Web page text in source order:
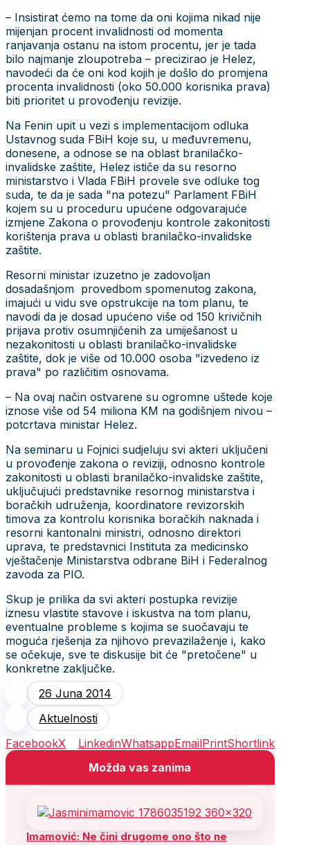
– Insistirat ćemo na tome da oni kojima nikad nije
mijenjan procent invalidnosti od momenta
ranjavanja ostanu na istom procentu, jer je tada
bilo najmanje zloupotreba – precizirao je Helez,
navodeći da će oni kod kojih je došlo do promjena
procenta invalidnosti (oko 50.000 korisnika prava)
biti prioritet u provođenju revizije.
Na Fenin upit u vezi s implementacijom odluka
Ustavnog suda FBiH koje su, u međuvremenu,
donesene, a odnose se na oblast branilačko-
invalidske zaštite, Helez ističe da su resorno
ministarstvo i Vlada FBiH provele sve odluke tog
suda, te da je sada "na potezu" Parlament FBiH
kojem su u proceduru upućene odgovarajuće
izmjene Zakona o provođenju kontrole zakonitosti
korištenja prava u oblasti branilačko-invalidske
zaštite.
Resorni ministar izuzetno je zadovoljan
dosadašnjom provedbom spomenutog zakona,
imajući u vidu sve opstrukcije na tom planu, te
navodi da je dosad upućeno više od 150 krivičnih
prijava protiv osumnjičenih za umiješanost u
nezakonitosti u oblasti branilačko-invalidske
zaštite, dok je više od 10.000 osoba "izvedeno iz
prava" po različitim osnovama.
– Na ovaj način ostvarene su ogromne uštede koje
iznose više od 54 miliona KM na godišnjem nivou –
potcrtava ministar Helez.
Na seminaru u Fojnici sudjeluju svi akteri uključeni
u provođenje zakona o reviziji, odnosno kontrole
zakonitosti u oblasti branilačko-invalidske zaštite,
uključujući predstavnike resornog ministarstva i
boračkih udruženja, koordinatore revizorskih
timova za kontrolu korisnika boračkih naknada i
resorni kantonalni ministri, odnosno direktori
uprava, te predstavnici Instituta za medicinsko
vještačenje Ministarstva odbrane BiH i Federalnog
zavoda za PIO.
Skup je prilika da svi akteri postupka revizije
iznesu vlastite stavove i iskustva na tom planu,
eventualne probleme s kojima se suočavaju te
moguća rješenja za njihovo prevazilaženje i, kako
se očekuje, sve te diskusije bit će "pretočene" u
konkretne zaključke.
26 Juna 2014
Aktuelnosti
FacebookX LinkedinWhatsappEmailPrintShortlink
Možda vas zanima
Imamović: Ne čini drugome ono što ne